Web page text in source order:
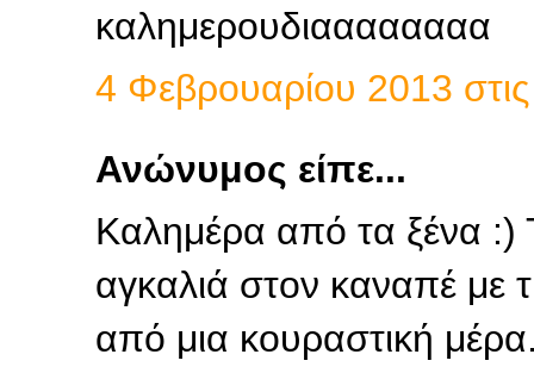
καλημερουδιαααααααα
4 Φεβρουαρίου 2013
Ανώνυμος είπε...
Καλημέρα από τα ξένα
αγκαλιά στον καναπέ με
από μια κουραστική